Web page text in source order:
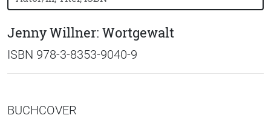
Jenny Willner: Wortgewalt
ISBN 978-3-8353-9040-9
BUCHCOVER